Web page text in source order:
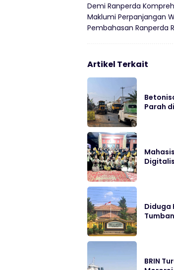
Demi Ranperda
Maklumi Perpanjangan
Pembahasan Ranperda
Artikel Terkait
Parah
Diduga
BRIN